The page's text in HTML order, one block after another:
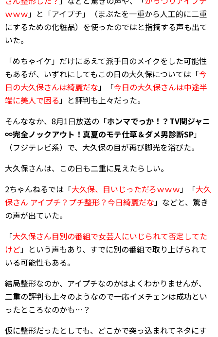
ｗｗｗ」と「アイプチ」（まぶたを一重から人工的に二重
にするための化粧品）を使ったのではと指摘する声も出て
いた。
「めちゃイケ」だけにあえて派手目のメイクをした可能性
もあるが、いずれにしてもこの日の大久保については「今
日の大久保さんは綺麗だな」「今日の大久保さんは中途半
端に美人で困る」と評判も上々だった。
そんななか、8月1日放送の「ホンマでっか！？TV関ジャニ
∞完全ノックアウト！真夏のモテ仕草＆ダメ男診断SP」
（フジテレビ系）で、大久保の目が再び脚光を浴びた。
大久保さんは、この日も二重に見えたらしい。
2ちゃんねるでは「大久保、目いじっただろｗｗｗ」「大久
保さん アイプチ？プチ整形？今日綺麗だな」などと、驚き
の声が出ていた。
「大久保さん目別の番組で女芸人にいじられて否定してた
けど」という声もあり、すでに別の番組で取り上げられて
いる可能性もある。
結局整形なのか、アイプチなのかはよくわかりませんが、
二重の評判も上々のようなので一応イメチェンは成功とい
ったところなのかも…？
仮に整形だったとしても、どこかで突っ込まれてネタにす